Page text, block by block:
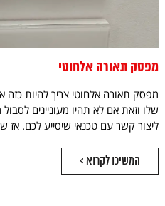
מפסק תאורה אלחוטי
מפסק תאורה אלחוטי צריך להיות כזה
שלו וזאת אם לא תהיו מעוניינים
ליצור קשר עם טכנאי שיסייע לכם. אז
המשיכו לקרוא >